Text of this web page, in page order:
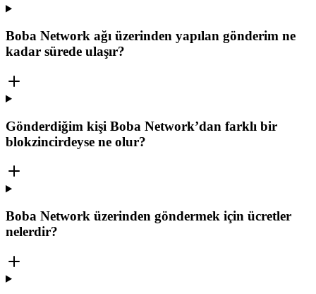
Boba Network ağı üzerinden yapılan gönderim ne
kadar sürede ulaşır?
Gönderdiğim kişi Boba Network’dan farklı bir
blokzincirdeyse ne olur?
Boba Network üzerinden göndermek için ücretler
nelerdir?